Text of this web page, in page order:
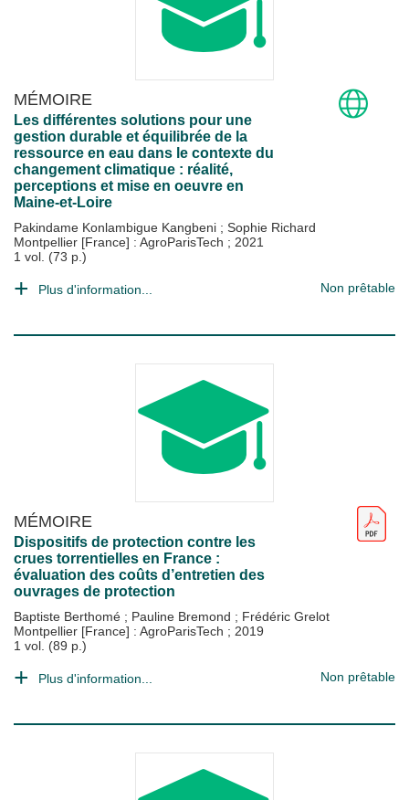
MÉMOIRE
Les différentes solutions pour une
gestion durable et équilibrée de la
ressource en eau dans le contexte du
changement climatique : réalité,
perceptions et mise en oeuvre en
Maine-et-Loire
Pakindame Konlambigue Kangbeni ; Sophie Richard
Montpellier [France] : AgroParisTech ; 2021
1 vol. (73 p.)
Plus d'information... Non prêtable
MÉMOIRE
Dispositifs de protection contre les
crues torrentielles en France :
évaluation des coûts d’entretien des
ouvrages de protection
Baptiste Berthomé ; Pauline Bremond ; Frédéric Grelot
Montpellier [France] : AgroParisTech ; 2019
1 vol. (89 p.)
Plus d'information... Non prêtable